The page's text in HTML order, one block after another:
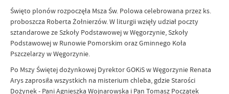
Święto plonów rozpoczęła Msza Św. Polowa celebrowana przez ks.
proboszcza Roberta Żołnierzów. W liturgii wzięły udział poczty
sztandarowe ze Szkoły Podstawowej w Węgorzynie, Szkoły
Podstawowej w Runowie Pomorskim oraz Gminnego Koła
Pszczelarzy w Węgorzynie.
Po Mszy Świętej dożynkowej Dyrektor GOKiS w Węgorzynie Renata
Arys zaprosiła wszystkich na misterium chleba, gdzie Starości
Dożynek - Pani Agnieszka Wojnarowska i Pan Tomasz Początek